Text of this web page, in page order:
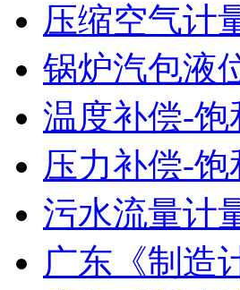
压缩空气计
锅炉汽包液
温度补偿-
压力补偿-
污水流量计
广东《制造